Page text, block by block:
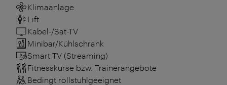
Klimaanlage
Lift
Kabel-/Sat-TV
Minibar/Kühlschrank
Smart TV (Streaming)
Fitnesskurse bzw. Trainerangebote
Bedingt rollstuhlgeeignet